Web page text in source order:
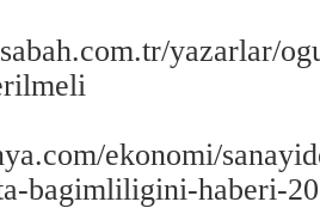
yazarlar/
ekonomi/
bagimliligini-haberi-